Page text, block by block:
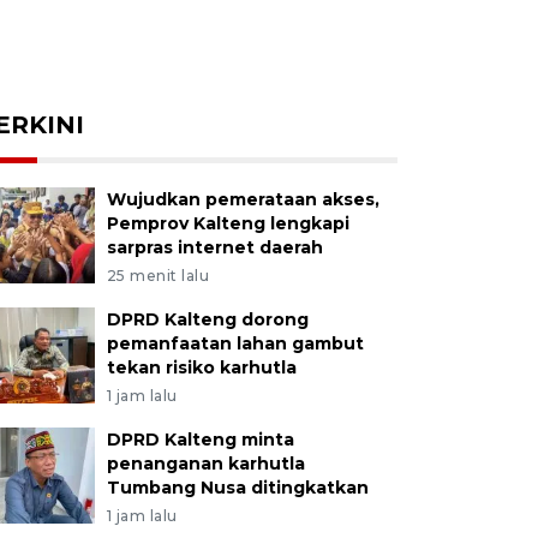
Wujudkan pemerataan akses,
Pemprov Kalteng lengkapi
sarpras internet daerah
25 menit lalu
DPRD Kalteng dorong
pemanfaatan lahan gambut
tekan risiko karhutla
1 jam lalu
DPRD Kalteng minta
penanganan karhutla
Tumbang Nusa ditingkatkan
1 jam lalu